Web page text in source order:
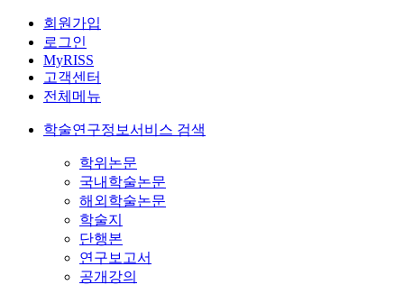
회원가입
로그인
MyRISS
고객센터
전체메뉴
학술연구정보서비스 검색
학위논문
국내학술논문
해외학술논문
학술지
단행본
연구보고서
공개강의